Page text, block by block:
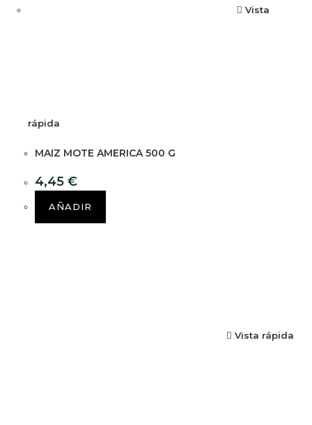
Vista
rápida
MAIZ MOTE AMERICA 500 G
4,45 €
AÑADIR
Vista rápida